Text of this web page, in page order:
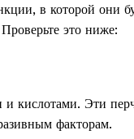
в которой они
это ниже:
кислотами. Эти
факторам.